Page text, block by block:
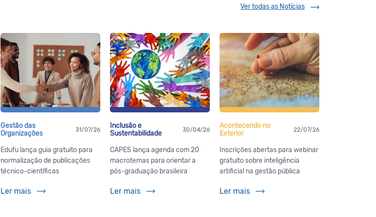
Ver todas as Notícias
Gestão das
Organizações
31/07/26
Edufu lança guia gratuito para
normalização de publicações
técnico-científicas
Ler mais
Inclusão e
Sustentabilidade
30/04/26
CAPES lança agenda com 20
macrotemas para orientar a
pós-graduação brasileira
Ler mais
Acontecendo no
Exterior
22/07/26
Inscrições abertas para webinar
gratuito sobre inteligência
artificial na gestão pública
Ler mais